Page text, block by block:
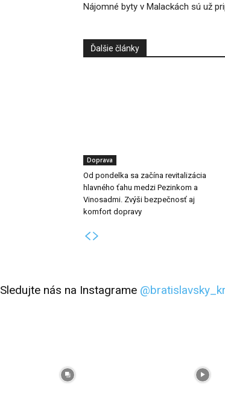
Nájomné byty v Malackách sú už
Ďalšie články
Doprava
Od pondelka sa začína revitalizácia
hlavného ťahu medzi Pezinkom a
Vinosadmi. Zvýši bezpečnosť aj
komfort dopravy
Sledujte nás na Instagrame